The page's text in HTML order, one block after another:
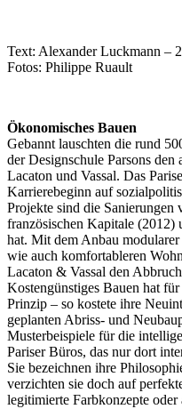
Text: Alexander Luckmann –
Fotos: Philippe Ruault
Ökonomisches Bauen
Gebannt lauschten die rund
der Designschule Parsons
Lacaton und Vassal. Das
Karrierebeginn auf
Projekte sind die Sanierungen
französischen Kapitale (2012)
hat. Mit dem Anbau
wie auch komfortableren
Lacaton & Vassal den
Kostengünstiges Bauen hat
Prinzip – so kostete ihre
geplanten Abriss- und
Musterbeispiele für die
Pariser Büros, das nur dort
Sie bezeichnen ihre
verzichten sie doch auf
legitimierte Farbkonzepte